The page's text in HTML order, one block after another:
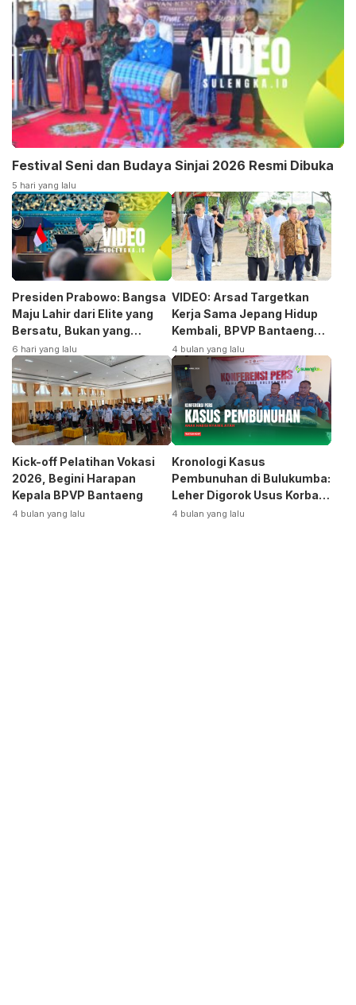
Festival Seni dan Budaya Sinjai 2026 Resmi Dibuka
5 hari yang lalu
Presiden Prabowo: Bangsa
Maju Lahir dari Elite yang
Bersatu, Bukan yang
Terpecah
6 hari yang lalu
VIDEO: Arsad Targetkan
Kerja Sama Jepang Hidup
Kembali, BPVP Bantaeng
Siap Bangkitkan Jurusan
Otomotif
4 bulan yang lalu
Kick-off Pelatihan Vokasi
2026, Begini Harapan
Kepala BPVP Bantaeng
4 bulan yang lalu
Kronologi Kasus
Pembunuhan di Bulukumba:
Leher Digorok Usus Korban
Dikeluarkan
4 bulan yang lalu